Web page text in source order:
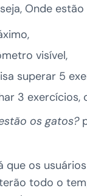
Onde
visível,
superar 5
3 exercícios,
os gatos?
que os
todo o